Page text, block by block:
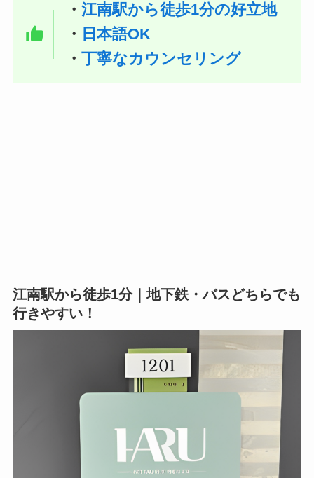
・江南駅から徒歩1分の好立地
・ 日本語OK
・丁寧なカウンセリング
江南駅から徒歩1分｜地下鉄・バスどちらでも
行きやすい！